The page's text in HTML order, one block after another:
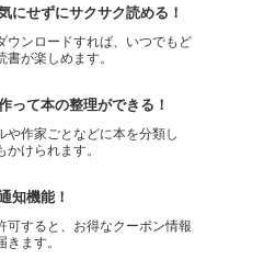
にせずにサクサク読める！
ウンロードすれば、いつでもど
書が楽しめます。
って本の整理ができる！
や作家ごとなどに本を分類し
かけられます。
知機能！
可すると、お得なクーポン情報
ます。